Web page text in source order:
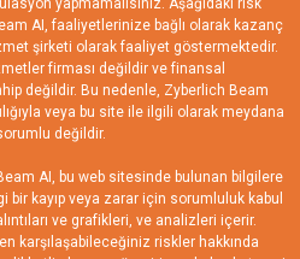
yapmamalısınız. Aşağıdaki risk
AI, faaliyetlerinize bağlı olarak kazanç
şirketi olarak faaliyet göstermektedir.
firması değildir ve finansal
değildir. Bu nedenle, Zyberlich Beam
veya bu site ile ilgili olarak meydana
değildir.
AI, bu web sitesinde bulunan bilgilere
bir kayıp veya zarar için sorumluluk kabul
ve grafikleri, ve analizleri içerir.
karşılaşabileceğiniz riskler hakkında